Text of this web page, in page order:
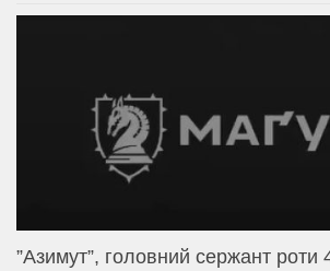
⁨”Азимут”, головний сержант